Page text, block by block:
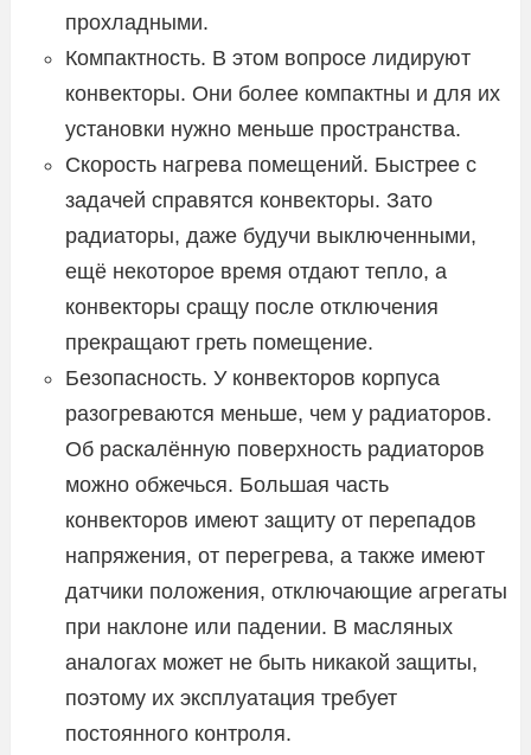
прохладными.
Компактность. В этом вопросе лидируют
конвекторы. Они более компактны и для их
установки нужно меньше пространства.
Скорость нагрева помещений. Быстрее с
задачей справятся конвекторы. Зато
радиаторы, даже будучи выключенными,
ещё некоторое время отдают тепло, а
конвекторы сращу после отключения
прекращают греть помещение.
Безопасность. У конвекторов корпуса
разогреваются меньше, чем у радиаторов.
Об раскалённую поверхность радиаторов
можно обжечься. Большая часть
конвекторов имеют защиту от перепадов
напряжения, от перегрева, а также имеют
датчики положения, отключающие агрегаты
при наклоне или падении. В масляных
аналогах может не быть никакой защиты,
поэтому их эксплуатация требует
постоянного контроля.